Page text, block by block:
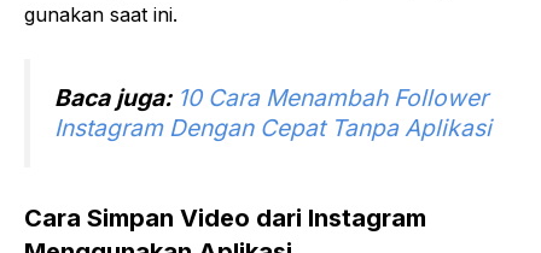
gunakan saat ini.
Baca juga: 10 Cara Menambah Follower
Instagram Dengan Cepat Tanpa Aplikasi
Cara Simpan Video dari Instagram